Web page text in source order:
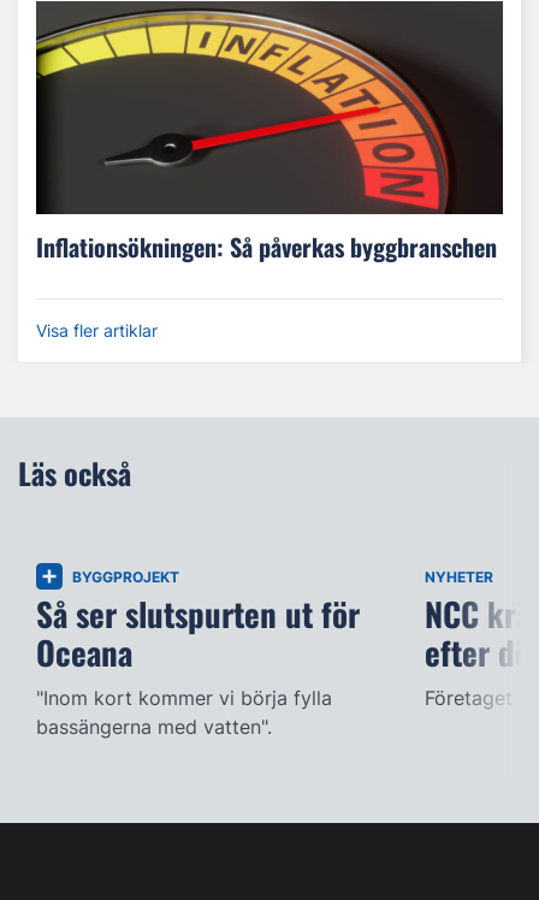
Inflationsökningen: Så påverkas byggbranschen
Visa fler artiklar
Läs också
BYGGPROJEKT
Så ser slutspurten ut för
Oceana
"Inom kort kommer vi börja fylla
bassängerna med vatten".
NYHETER
NCC
efter
Företaget